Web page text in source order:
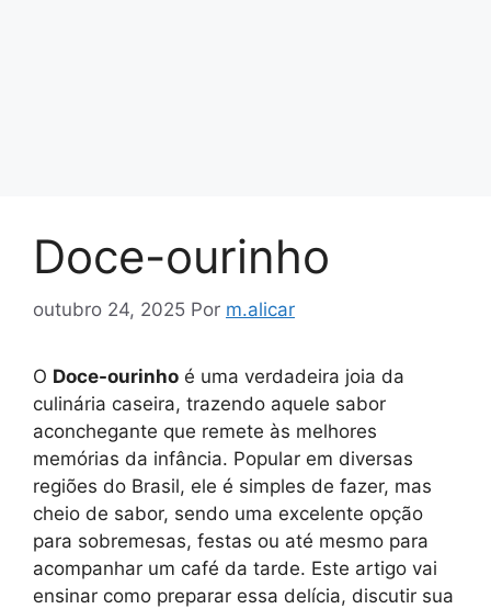
Doce-ourinho
outubro 24, 2025 Por m.alicar
O Doce-ourinho é uma verdadeira joia da
culinária caseira, trazendo aquele sabor
aconchegante que remete às melhores
memórias da infância. Popular em diversas
regiões do Brasil, ele é simples de fazer, mas
cheio de sabor, sendo uma excelente opção
para sobremesas, festas ou até mesmo para
acompanhar um café da tarde. Este artigo vai
ensinar como preparar essa delícia, discutir sua